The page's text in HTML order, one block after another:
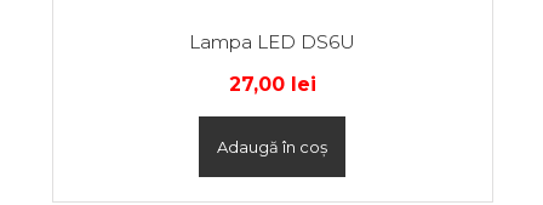
Lampa LED DS6U
27,00 lei
Adaugă în coș